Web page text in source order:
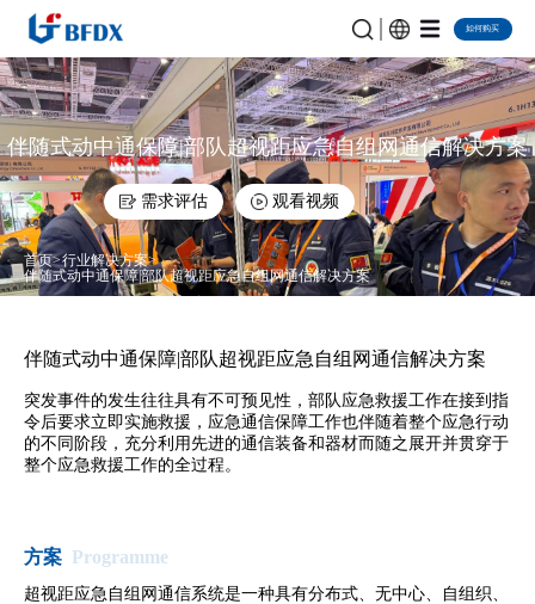
如何购买
伴随式动中通保障|部队超视距应急自组网通信解决方案
需求评估 观看视频
首页 行业解决方案
伴随式动中通保障|部队超视距应急自组网通信解决方案
伴随式动中通保障|部队超视距应急自组网通信解决方案
突发事件的发生往往具有不可预见性，部队应急救援工作在接到指
令后要求立即实施救援，应急通信保障工作也伴随着整个应急行动
的不同阶段，充分利用先进的通信装备和器材而随之展开并贯穿于
整个应急救援工作的全过程。
方案 Programme
超视距应急自组网通信系统是一种具有分布式、无中心、自组织、